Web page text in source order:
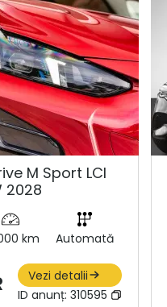
M Sport LCI
2028
km Automată
Vezi detalii
ID anunț:310595